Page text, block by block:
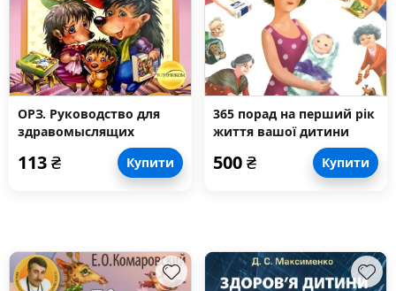
ОРЗ. Руководство для
здравомыслящих
113₴ Купити
365 порад на перший рік
життя вашої дитини
500₴ Купити